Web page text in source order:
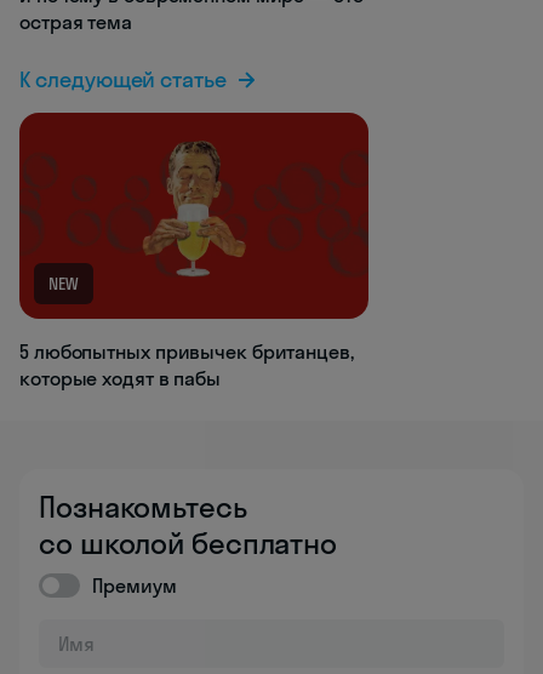
острая тема
К следующей статье
NEW
5 любопытных привычек британцев,
которые ходят в пабы
Познакомьтесь
со школой бесплатно
Премиум